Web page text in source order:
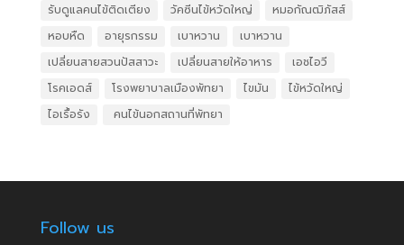
รับดูแลคนไข้ติดเตียง
วัคซีนไข้หวัดใหญ่
หมอกัณฒิภัสส์
หอบหืด
อายุรกรรม เบาหวาน
เบาหวาน
เปลี่ยนสายสวนปัสสาวะ
เปลี่ยนสายให้อาหาร
เอชไอวี
โรคเอดส์
โรงพยาบาลเมืองพัทยา ไขมัน
ไข้หวัดใหญ่
ไอเรื้อรัง
​ คนไข้นอกสถานที่พัทยา
Follow us